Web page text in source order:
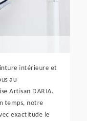
intérieure et
au
Artisan DARIA.
temps, notre
exactitude le